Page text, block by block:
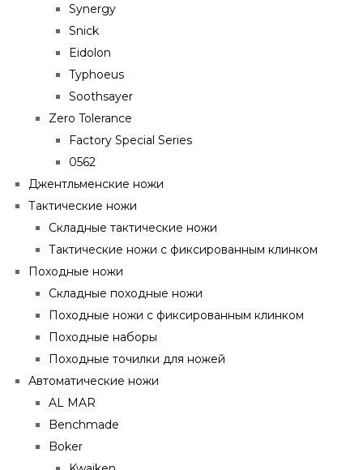
Synergy
Snick
Eidolon
Typhoeus
Soothsayer
Zero Tolerance
Factory Special Series
0562
Джентльменские ножи
Тактические ножи
Складные тактические ножи
Тактические ножи с фиксированным клинком
Походные ножи
Складные походные ножи
Походные ножи с фиксированным клинком
Походные наборы
Походные точилки для ножей
Автоматические ножи
AL MAR
Benchmade
Boker